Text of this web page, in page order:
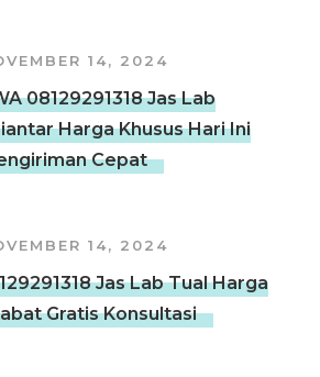
14, 2024
08129291318 Jas Lab
Harga Khusus Hari Ini
Cepat
14, 2024
Jas Lab Tual Harga
Gratis Konsultasi